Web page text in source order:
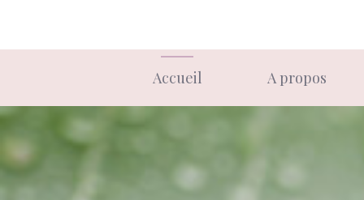
Accueil A propos